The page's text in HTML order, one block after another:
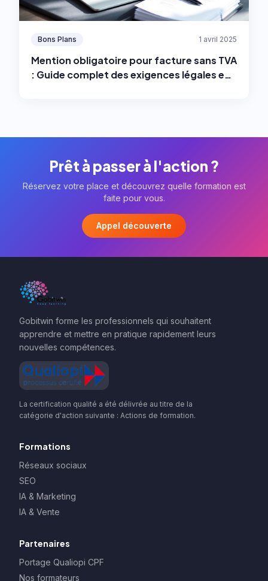
Bons Plans 1 avril 2025
Mention obligatoire pour facture sans TVA
: Guide complet des exigences légales en
Prêt à passer à l'action ?
Réservez votre place et découvrez quelle formation est
faite pour vous.
Appel découverte
Gobitwin forme les professionnels qui souhaitent
apprendre et mettre en pratique rapidement leurs
nouvelles compétences.
La certification qualité a été délivrée au titre de la
catégorie d'action suivante : Actions de formation.
Formations
Réseaux sociaux
SEO
IA & Marketing
IA & Vente
Partenaires
Portage Qualiopi CPF
Nos formateurs